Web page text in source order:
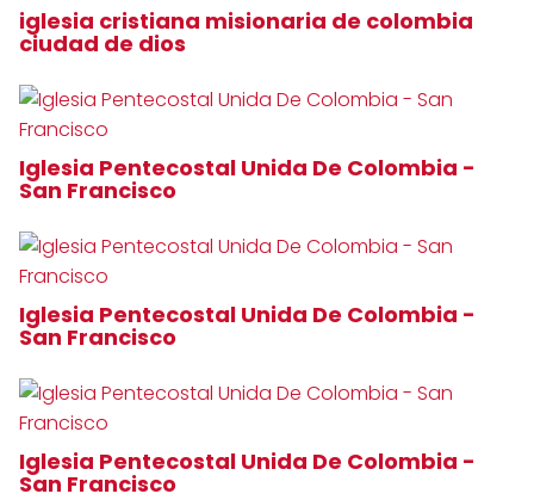
iglesia cristiana misionaria de colombia
ciudad de dios
Iglesia Pentecostal Unida De Colombia -
San Francisco
Iglesia Pentecostal Unida De Colombia -
San Francisco
Iglesia Pentecostal Unida De Colombia -
San Francisco